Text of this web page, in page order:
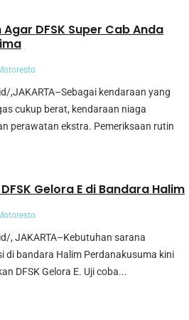
Agar DFSK Super Cab Anda
,JAKARTA–Sebagai kendaraan yang
cukup berat, kendaraan niaga
perawatan ekstra. Pemeriksaan rutin
Gelora E di Bandara Halim
, JAKARTA–Kebutuhan sarana
di bandara Halim Perdanakusuma kini
DFSK Gelora E. Uji coba...